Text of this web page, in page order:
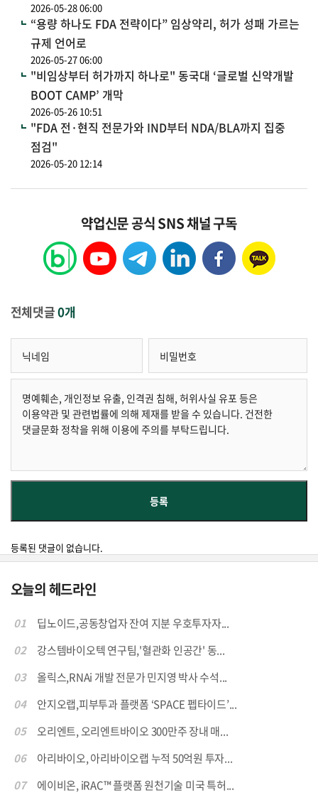
2026-05-28 06:00
“용량 하나도 FDA 전략이다” 임상약리, 허가 성패 가르는
규제 언어로
2026-05-27 06:00
"비임상부터 허가까지 하나로" 동국대 ‘글로벌 신약개발
BOOT CAMP’ 개막
2026-05-26 10:51
"FDA 전·현직 전문가와 IND부터 NDA/BLA까지 집중
점검"
2026-05-20 12:14
약업신문 공식 SNS 채널 구독
전체댓글0개
등록된 댓글이 없습니다.
오늘의 헤드라인
01
딥노이드,공동창업자 잔여 지분 우호투자자...
02
강스템바이오텍 연구팀,'혈관화 인공간' 동...
03
올릭스,RNAi 개발 전문가 민지영 박사 수석...
04
안지오랩,피부투과 플랫폼 ‘SPACE 펩타이드’...
05
오리엔트, 오리엔트바이오 300만주 장내 매...
06
아리바이오, 아리바이오랩 누적 50억원 투자...
07
에이비온, iRAC™ 플랫폼 원천기술 미국 특허...